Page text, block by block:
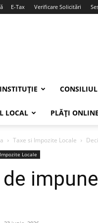
E-Tax Verificare Solicitări
LOCAL PLĂȚI ONLINE
Taxe si Impozite Locale
Locale